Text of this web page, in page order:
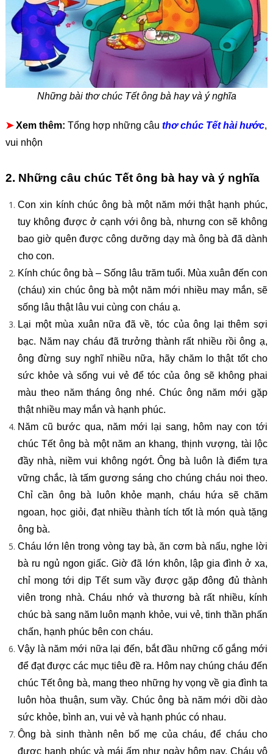
Những bài thơ chúc Tết ông bà hay và ý nghĩa
➤Xem thêm: Tổng hợp những câu thơ chúc Tết hài hước,
vui nhộn
2. Những câu chúc Tết ông bà hay và ý nghĩa
Con xin kính chúc ông bà một năm mới thật hạnh phúc,
tuy không được ở cạnh với ông bà, nhưng con sẽ không
bao giờ quên được công dưỡng dạy mà ông bà đã dành
cho con.
Kính chúc ông bà – Sống lâu trăm tuổi. Mùa xuân đến con
(cháu) xin chúc ông bà một năm mới nhiều may mắn, sẽ
sống lâu thật lâu vui cùng con cháu ạ.
Lại một mùa xuân nữa đã về, tóc của ông lại thêm sợi
bạc. Năm nay cháu đã trưởng thành rất nhiều rồi ông ạ,
ông đừng suy nghĩ nhiều nữa, hãy chăm lo thật tốt cho
sức khỏe và sống vui vẻ để tóc của ông sẽ không phai
màu theo năm tháng ông nhé. Chúc ông năm mới gặp
thật nhiều may mắn và hạnh phúc.
Năm cũ bước qua, năm mới lại sang, hôm nay con tới
chúc Tết ông bà một năm an khang, thịnh vượng, tài lộc
đầy nhà, niềm vui không ngớt. Ông bà luôn là điểm tựa
vững chắc, là tấm gương sáng cho chúng cháu noi theo.
Chỉ cần ông bà luôn khỏe mạnh, cháu hứa sẽ chăm
ngoan, học giỏi, đạt nhiều thành tích tốt là món quà tặng
ông bà.
Cháu lớn lên trong vòng tay bà, ăn cơm bà nấu, nghe lời
bà ru ngủ ngon giấc. Giờ đã lớn khôn, lập gia đình ở xa,
chỉ mong tới dịp Tết sum vầy được gặp đông đủ thành
viên trong nhà. Cháu nhớ và thương bà rất nhiều, kính
chúc bà sang năm luôn mạnh khỏe, vui vẻ, tinh thần phấn
chấn, hạnh phúc bên con cháu.
Vậy là năm mới nữa lại đến, bắt đầu những cố gắng mới
để đạt được các mục tiêu đề ra. Hôm nay chúng cháu đến
chúc Tết ông bà, mang theo những hy vọng về gia đình ta
luôn hòa thuận, sum vầy. Chúc ông bà năm mới dồi dào
sức khỏe, bình an, vui vẻ và hạnh phúc có nhau.
Ông bà sinh thành nên bố mẹ của cháu, để cháu cho
được hạnh phúc và mái ấm như ngày hôm nay. Cháu vô